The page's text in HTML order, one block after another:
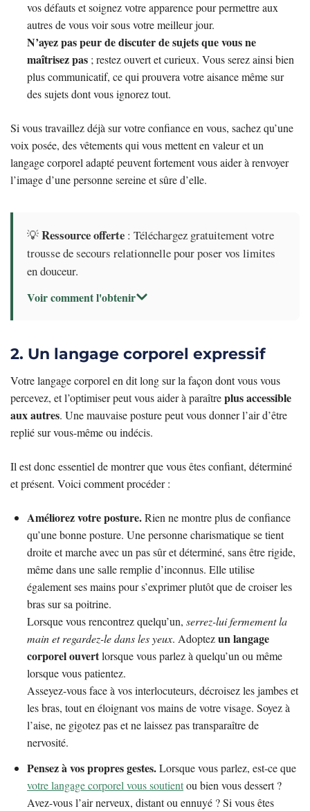
vos défauts et soignez votre apparence pour permettre aux
autres de vous voir sous votre meilleur jour.
N’ayez pas peur de discuter de sujets que vous ne
maîtrisez pas ; restez ouvert et curieux. Vous serez ainsi bien
plus communicatif, ce qui prouvera votre aisance même sur
des sujets dont vous ignorez tout.
Si vous travaillez déjà sur votre confiance en vous, sachez qu’une
voix posée, des vêtements qui vous mettent en valeur et un
langage corporel adapté peuvent fortement vous aider à renvoyer
l’image d’une personne sereine et sûre d’elle.
💡Ressource offerte : Téléchargez gratuitement votre
trousse de secours relationnelle pour poser vos limites
en douceur.
Voir comment l'obtenir
2. Un langage corporel expressif
Votre langage corporel en dit long sur la façon dont vous vous
percevez, et l’optimiser peut vous aider à paraîtreplus accessible
aux autres. Une mauvaise posture peut vous donner l’air d’être
replié sur vous-même ou indécis.
Il est donc essentiel de montrer que vous êtes confiant, déterminé
et présent. Voici comment procéder :
Améliorez votre posture.Rien ne montre plus de confiance
qu’une bonne posture. Une personne charismatique se tient
droite et marche avec un pas sûr et déterminé, sans être rigide,
même dans une salle remplie d’inconnus. Elle utilise
également ses mains pour s’exprimer plutôt que de croiser les
bras sur sa poitrine.
Lorsque vous rencontrez quelqu’un, serrez-lui fermement la
main et regardez-le dans les yeux. Adoptezun langage
corporel ouvertlorsque vous parlez à quelqu’un ou même
lorsque vous patientez.
Asseyez-vous face à vos interlocuteurs, décroisez les jambes et
les bras, tout en éloignant vos mains de votre visage. Soyez à
l’aise, ne gigotez pas et ne laissez pas transparaître de
nervosité.
Pensez à vos propres gestes.Lorsque vous parlez, est-ce que
votre langage corporel vous soutientou bien vous dessert ?
Avez-vous l’air nerveux, distant ou ennuyé ? Si vous êtes